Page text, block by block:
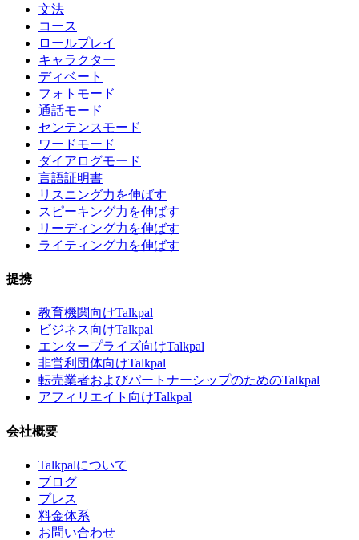
文法
コース
ロールプレイ
キャラクター
ディベート
フォトモード
通話モード
センテンスモード
ワードモード
ダイアログモード
言語証明書
リスニング力を伸ばす
スピーキング力を伸ばす
リーディング力を伸ばす
ライティング力を伸ばす
提携
教育機関向けTalkpal
ビジネス向けTalkpal
エンタープライズ向けTalkpal
非営利団体向けTalkpal
転売業者およびパートナーシップのためのTalkpal
アフィリエイト向けTalkpal
会社概要
Talkpalについて
ブログ
プレス
料金体系
お問い合わせ